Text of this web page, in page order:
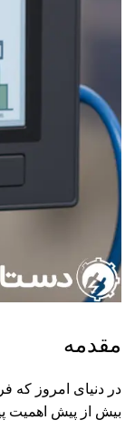
مقدمه
در دنیای امروز
بیش از پیش اهمیت